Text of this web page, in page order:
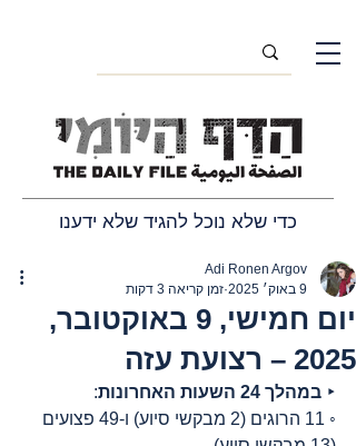
כדי שלא נוכל להגיד שלא ידענו
יום חמישי, 9 באוקטובר,
2025 – רצועת עזה
Adi Ronen Argov
9 באוק׳ 2025
זמן קריאה 3 דקות
‣ במהלך 24 השעות האחרונות
:
◦ 11 הרוגים (2 מבקשי סיוע) ו-49 פצועים